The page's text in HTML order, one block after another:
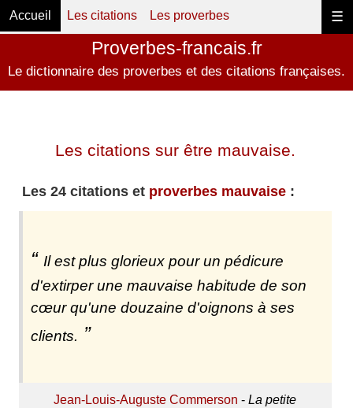
☰
Accueil Les citations Les proverbes
Proverbes-francais.fr
Le dictionnaire des proverbes et des citations françaises.
Les citations sur être mauvaise.
Les 24 citations et proverbes mauvaise:
Il est plus glorieux pour un pédicure
d'extirper une mauvaise habitude de son
cœur qu'une douzaine d'oignons à ses
clients.
Jean-Louis-Auguste Commerson -La petite